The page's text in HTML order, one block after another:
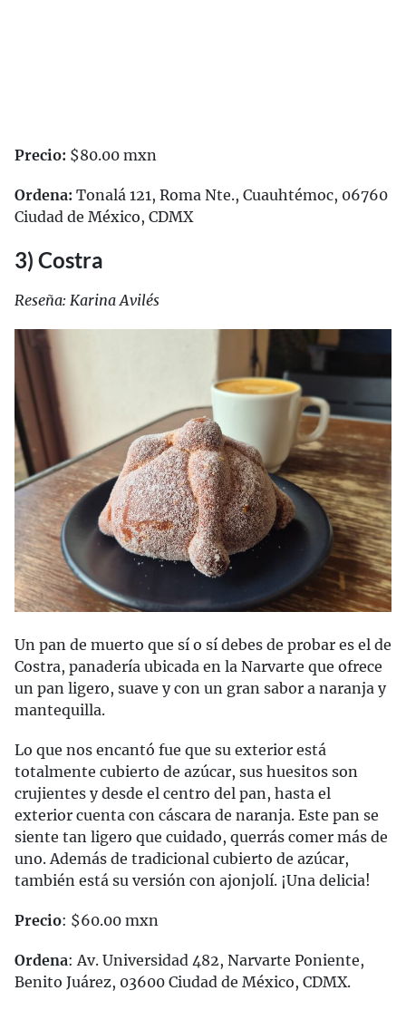
Precio: $80.00 mxn
Ordena: Tonalá 121, Roma Nte., Cuauhtémoc, 06760
Ciudad de México, CDMX
3) Costra
Reseña: Karina Avilés
Un pan de muerto que sí o sí debes de probar es el de
Costra, panadería ubicada en la Narvarte que ofrece
un pan ligero, suave y con un gran sabor a naranja y
mantequilla.
Lo que nos encantó fue que su exterior está
totalmente cubierto de azúcar, sus huesitos son
crujientes y desde el centro del pan, hasta el
exterior cuenta con cáscara de naranja. Este pan se
siente tan ligero que cuidado, querrás comer más de
uno. Además de tradicional cubierto de azúcar,
también está su versión con ajonjolí. ¡Una delicia!
Precio: $60.00 mxn
Ordena: Av. Universidad 482, Narvarte Poniente,
Benito Juárez, 03600 Ciudad de México, CDMX.